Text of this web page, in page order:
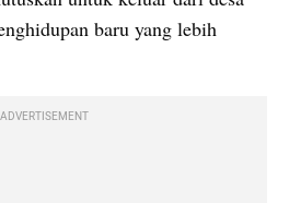
baru yang lebih
ADVERTISEMENT